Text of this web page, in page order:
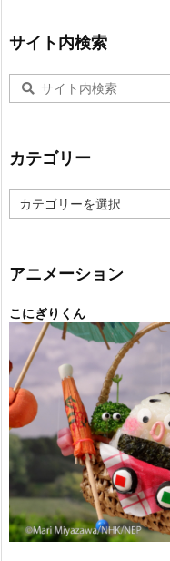
サイト内検索
カテゴリー
テ
ー
アニメーション
こにぎりくん